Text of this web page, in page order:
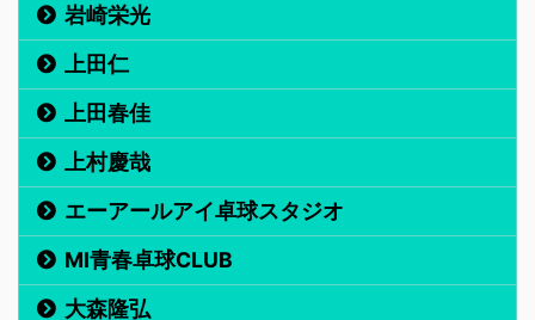
岩崎栄光
上田仁
上田春佳
上村慶哉
エーアールアイ卓球スタジオ
MI青春卓球CLUB
大森隆弘